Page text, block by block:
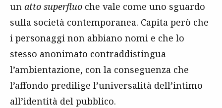
un atto superfluo che vale come uno sguardo
sulla società contemporanea. Capita però che
i personaggi non abbiano nomi e che lo
stesso anonimato contraddistingua
l’ambientazione, con la conseguenza che
l’affondo predilige l’universalità dell’intimo
all’identità del pubblico.